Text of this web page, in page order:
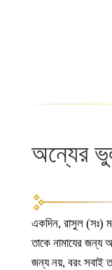
অন্যের
একদিন, রাসুল (সঃ)
তাকে নামাযের জন্য
জন্য নয়, বরং সবাই